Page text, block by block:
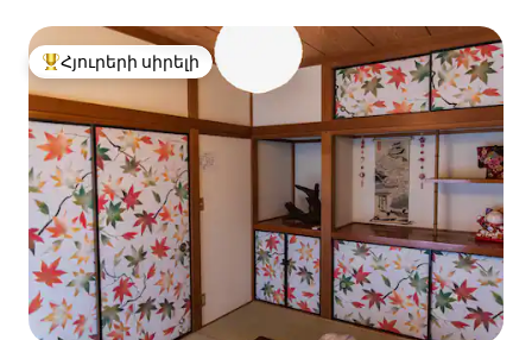
Առավելագույնը 18 հոգի | 6 ննջասենյակ |
Ավտոկայանատեղի
Հյուրերի սիրելի լավագույն տները
Հյուրերի սիրելի